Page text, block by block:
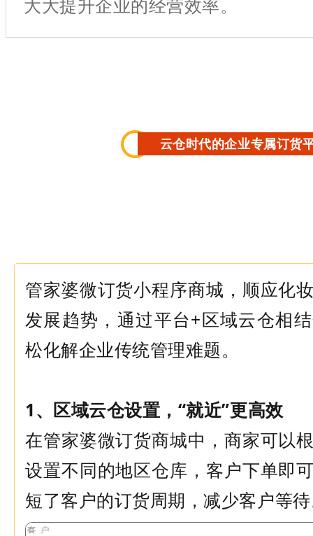
云仓时代的企业专属订货
管家婆微订货小程序商城，顺应化
发展趋势，通过平台+区域云仓相
松化解企业传统管理难题。
1、区域云仓设置，“就近”更高效
在管家婆微订货商城中，商家可以
设置不同的地区仓库，客户下单即
短了客户的订货周期，减少客户等